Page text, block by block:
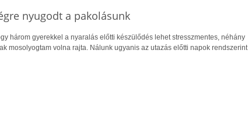
nyugodt a pakolásunk
három gyerekkel a nyaralás előtti készülődés lehet stresszmentes, néhány
mosolyogtam volna rajta. Nálunk ugyanis az utazás előtti napok rendszerint